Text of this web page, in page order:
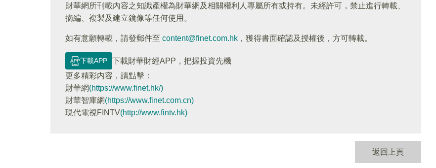
財華網所刊載內容之知識產權為財華網及相關權利人專屬所有或持有。未經許可，禁止進行轉載、
摘編、複製及建立鏡像等任何使用。
如有意願轉載，請發郵件至 content@finet.com.hk ，獲得書面確認及授權後，方可轉載。
下載APP
下載財華財經APP，把握投資先機
更多精彩内容，請點擊：
財華網(https://www.finet.hk/)
財華智庫網(https://www.finet.com.cn)
現代電視FINTV(http://www.fintv.hk)
返回上頁